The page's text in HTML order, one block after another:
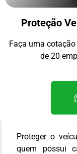
Proteção
Faça uma cotação
de 20
Proteger o
quem possui